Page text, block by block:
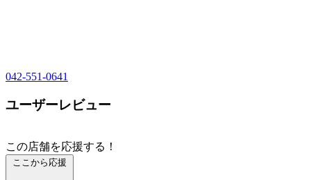
042-551-0641
ユーザーレビュー
この店舗を応援する！
ここから応援